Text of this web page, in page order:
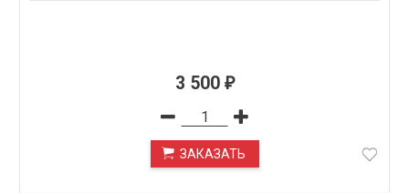
3 500 ₽
ЗАКАЗАТЬ